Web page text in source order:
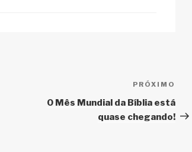
post
PRÓXIMO
O Mês Mundial da Bíblia está
quase chegando!